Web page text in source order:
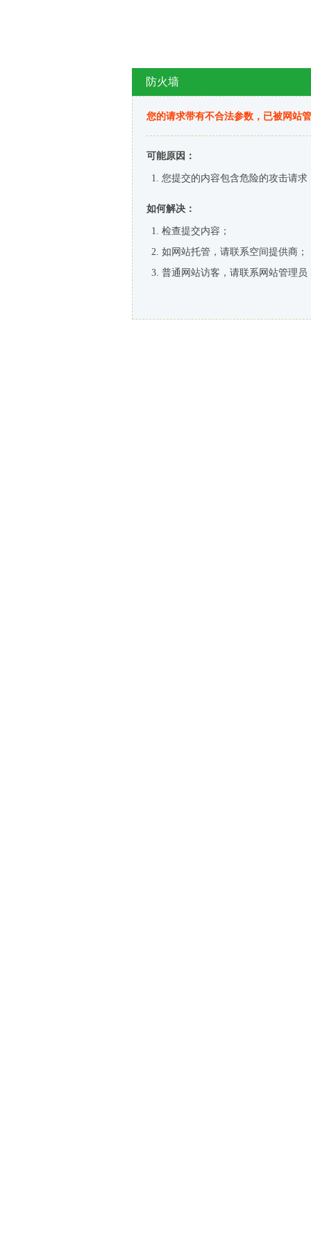
防火墙
您的请求带有不合法参数，已被网站
可能原因：
您提交的内容包含危险的攻击请求
如何解决：
检查提交内容；
如网站托管，请联系空间提供商；
普通网站访客，请联系网站管理员